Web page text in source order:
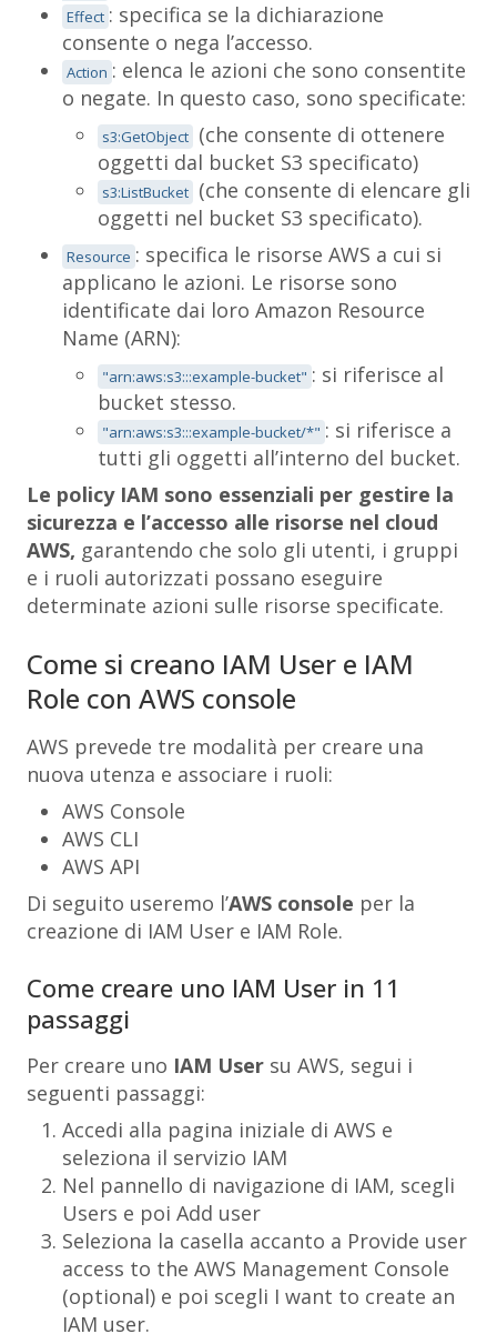
Effect : specifica se la dichiarazione
consente o nega l’accesso.
Action : elenca le azioni che sono consentite
o negate. In questo caso, sono specificate:
s3:GetObject (che consente di ottenere
oggetti dal bucket S3 specificato)
s3:ListBucket (che consente di elencare gli
oggetti nel bucket S3 specificato).
Resource : specifica le risorse AWS a cui si
applicano le azioni. Le risorse sono
identificate dai loro Amazon Resource
Name (ARN):
"arn:aws:s3:::example-bucket" : si riferisce al
bucket stesso.
"arn:aws:s3:::example-bucket/*" : si riferisce a
tutti gli oggetti all’interno del bucket.
Le policy IAM sono essenziali per gestire la
sicurezza e l’accesso alle risorse nel cloud
AWS, garantendo che solo gli utenti, i gruppi
e i ruoli autorizzati possano eseguire
determinate azioni sulle risorse specificate.
Come si creano IAM User e IAM
Role con AWS console
AWS prevede tre modalità per creare una
nuova utenza e associare i ruoli:
AWS Console
AWS CLI
AWS API
Di seguito useremo l’AWS console per la
creazione di IAM User e IAM Role.
Come creare uno IAM User in 11
passaggi
Per creare uno IAM User su AWS, segui i
seguenti passaggi:
Accedi alla pagina iniziale di AWS e
seleziona il servizio IAM
Nel pannello di navigazione di IAM, scegli
Users e poi Add user
Seleziona la casella accanto a Provide user
access to the AWS Management Console
(optional) e poi scegli I want to create an
IAM user.